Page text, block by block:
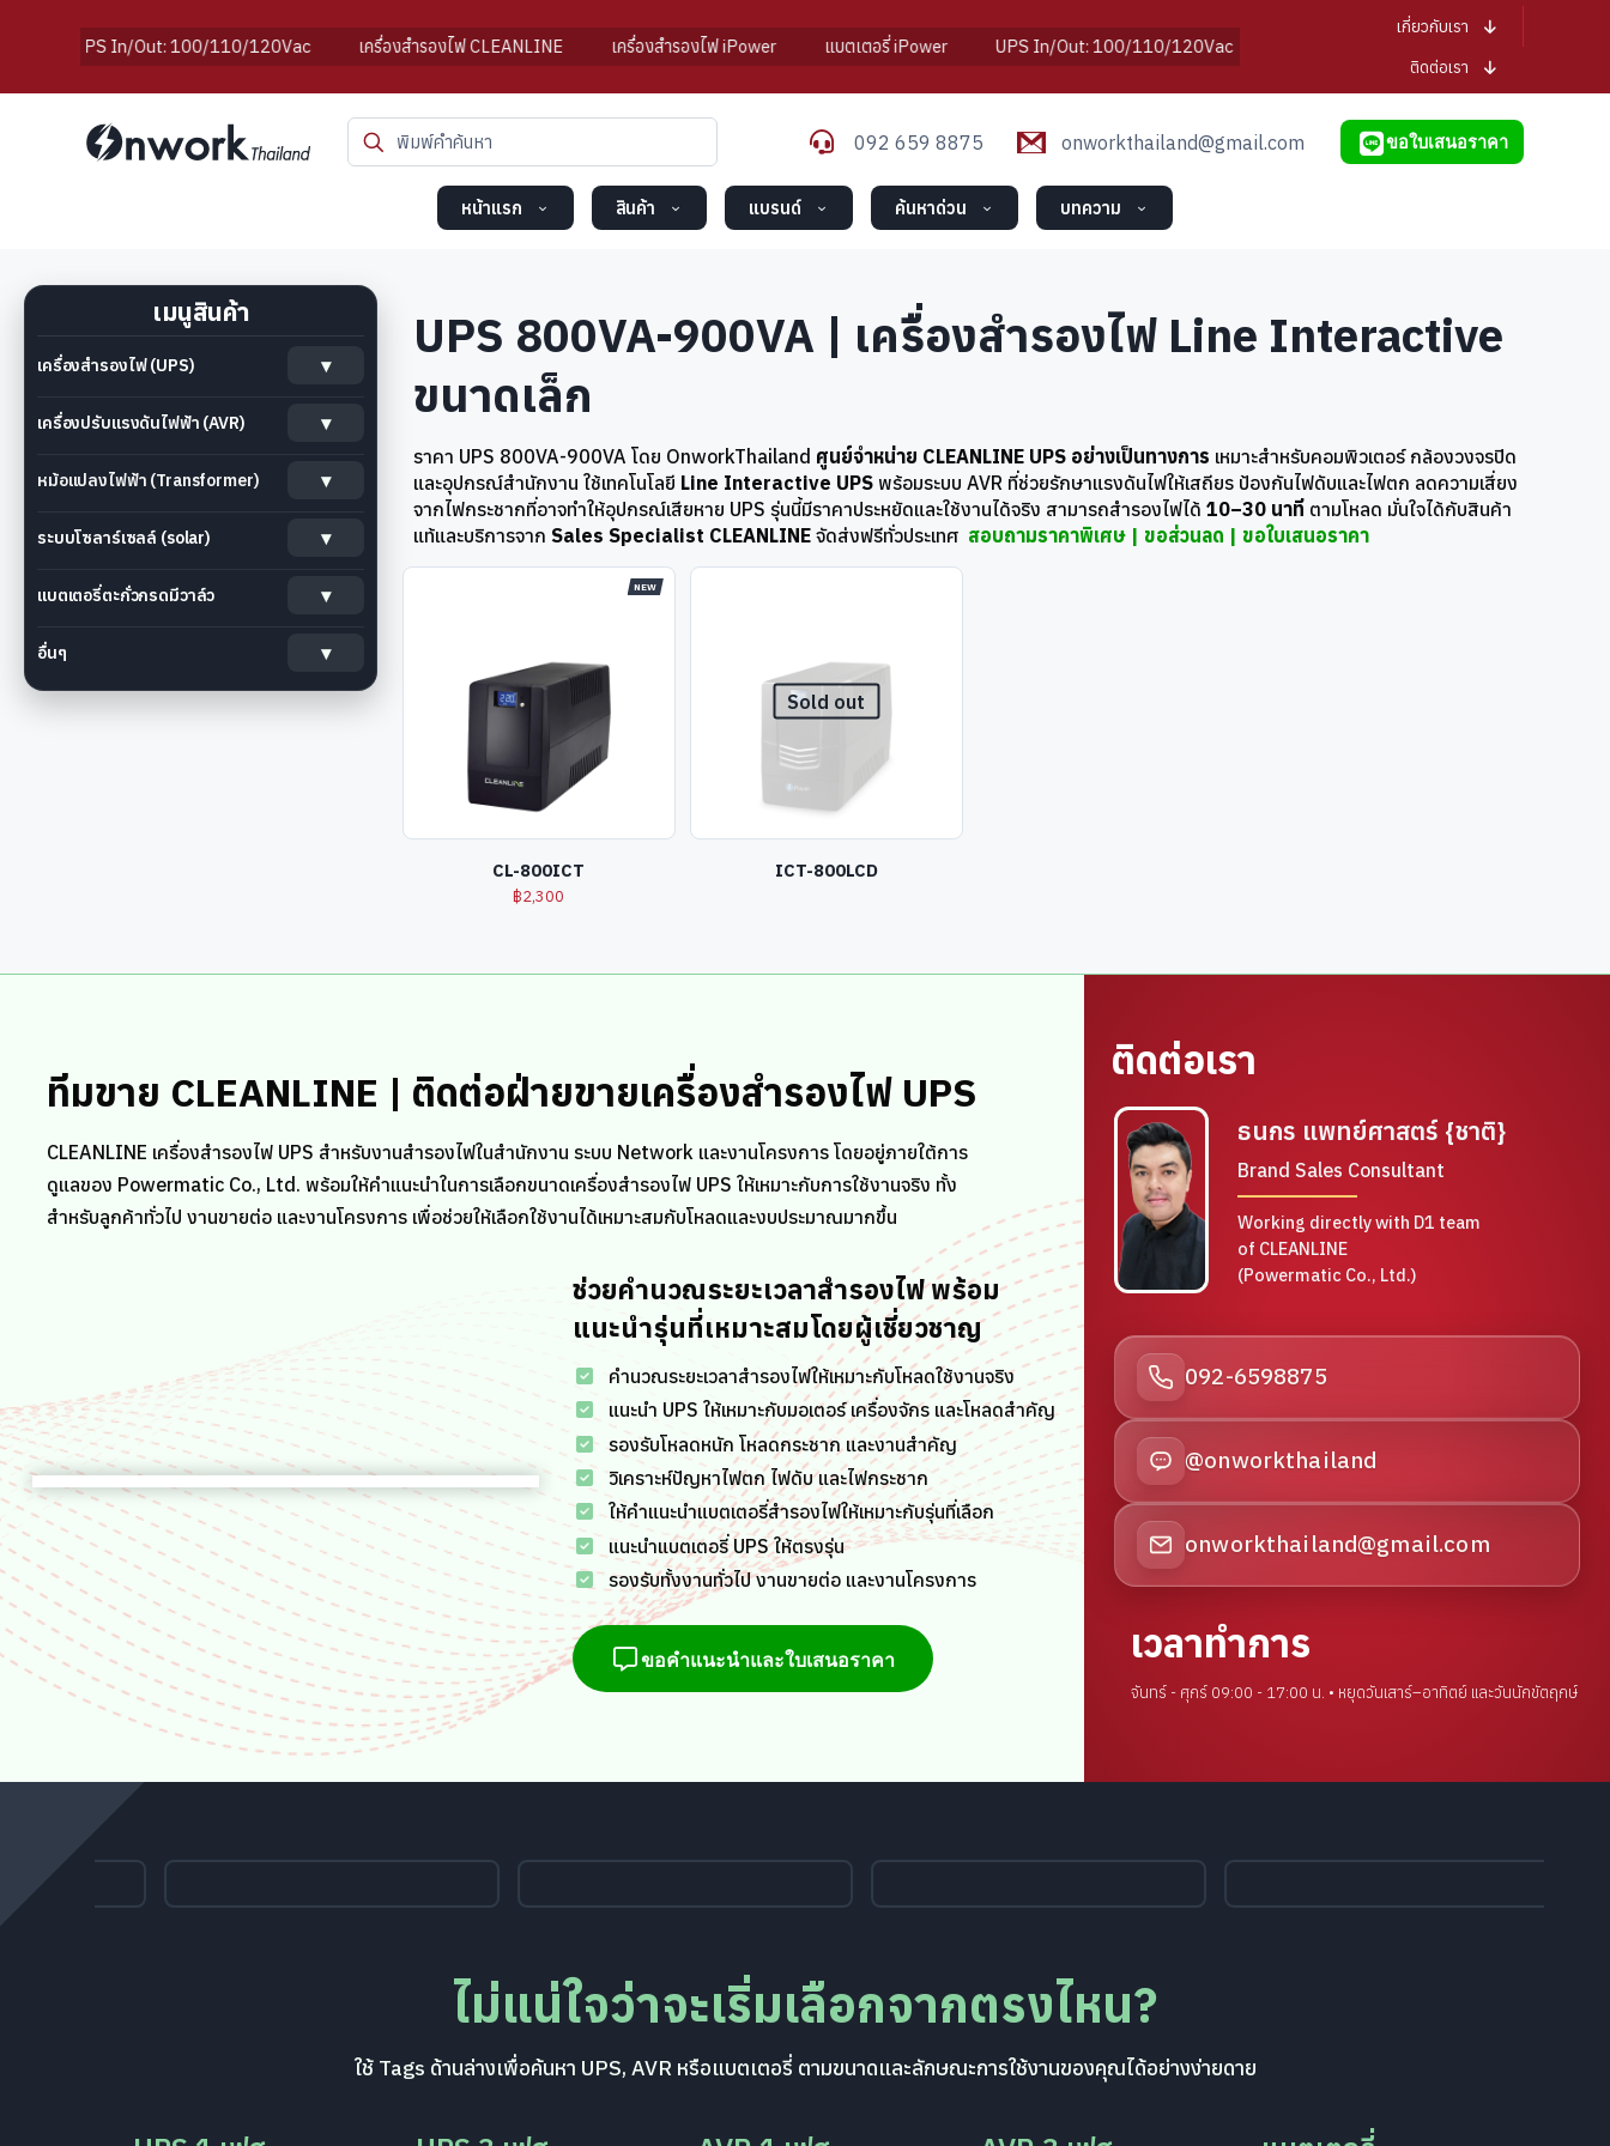
UPS In/Out: 100/110/120Vac เครื่องสำรองไฟ CLEANLINE เครื่องสำรองไฟ iPower แบตเตอรี่ iPower UPS In/Out: 100/110/120Vac เครื่องสำรอง
เกี่ยวกับเรา
ติดต่อเรา
092 659 8875 onworkthailand@gmail.com ขอใบเสนอราคา
หน้าแรก สินค้า แบรนด์ ค้นหาด่วน บทความ
UPS 800VA-900VA | เครื่องสำรองไฟ Line Interactive
ขนาดเล็ก
ราคา UPS 800VA-900VA โดย OnworkThailand ศูนย์จำหน่าย CLEANLINE UPS อย่างเป็นทางการ เหมาะสำหรับคอมพิวเตอร์ กล้องวงจรปิด
และอุปกรณ์สำนักงาน ใช้เทคโนโลยี Line Interactive UPS พร้อมระบบ AVR ที่ช่วยรักษาแรงดันไฟให้เสถียร ป้องกันไฟดับและไฟตก ลดความเสี่ยง
จากไฟกระชากที่อาจทำให้อุปกรณ์เสียหาย UPS รุ่นนี้มีราคาประหยัดและใช้งานได้จริง สามารถสำรองไฟได้10–30 นาที ตามโหลด มั่นใจได้กับสินค้า
แท้และบริการจากSales Specialist CLEANLINE จัดส่งฟรีทั่วประเทศ สอบถามราคาพิเศษ | ขอส่วนลด | ขอใบเสนอราคา
NEW
CL-800ICT
฿2,300
Sold out
ICT-800LCD
เมนูสินค้า
เครื่องสำรองไฟ (UPS)
เครื่องปรับแรงดันไฟฟ้า (AVR)
หม้อแปลงไฟฟ้า (Transformer)
ระบบโซลาร์เซลล์ (solar)
แบตเตอรี่ตะกั่วกรดมีวาล์ว
อื่นๆ
ทีมขาย CLEANLINE | ติดต่อฝ่ายขายเครื่องสำรองไฟ UPS
CLEANLINE เครื่องสำรองไฟ UPS สำหรับงานสำรองไฟในสำนักงาน ระบบ Network และงานโครงการ โดยอยู่ภายใต้การ
ดูแลของ Powermatic Co., Ltd. พร้อมให้คำแนะนำในการเลือกขนาดเครื่องสำรองไฟ UPS ให้เหมาะกับการใช้งานจริง ทั้ง
สำหรับลูกค้าทั่วไป งานขายต่อ และงานโครงการ เพื่อช่วยให้เลือกใช้งานได้เหมาะสมกับโหลดและงบประมาณมากขึ้น
ช่วยคำนวณระยะเวลาสำรองไฟ พร้อม
แนะนำรุ่นที่เหมาะสมโดยผู้เชี่ยวชาญ
คำนวณระยะเวลาสำรองไฟให้เหมาะกับโหลดใช้งานจริง
แนะนำ UPS ให้เหมาะกับมอเตอร์ เครื่องจักร และโหลดสำคัญ
รองรับโหลดหนัก โหลดกระชาก และงานสำคัญ
วิเคราะห์ปัญหาไฟตก ไฟดับ และไฟกระชาก
ให้คำแนะนำแบตเตอรี่สำรองไฟให้เหมาะกับรุ่นที่เลือก
แนะนำแบตเตอรี่ UPS ให้ตรงรุ่น
รองรับทั้งงานทั่วไป งานขายต่อ และงานโครงการ
ขอคำแนะนำและใบเสนอราคา
ติดต่อเรา
ธนกร แพทย์ศาสตร์ {ชาติ}
Brand Sales Consultant
Working directly with D1 team
of CLEANLINE
(Powermatic Co., Ltd.)
092-6598875
@onworkthailand
onworkthailand@gmail.com
เวลาทำการ
จันทร์ - ศุกร์ 09:00 - 17:00 น. • หยุดวันเสาร์–อาทิตย์ และวันนักขัตฤกษ์
ไม่แน่ใจว่าจะเริ่มเลือกจากตรงไหน?
ใช้ Tags ด้านล่างเพื่อค้นหา UPS, AVR หรือแบตเตอรี่ ตามขนาดและลักษณะการใช้งานของคุณได้อย่างง่ายดาย